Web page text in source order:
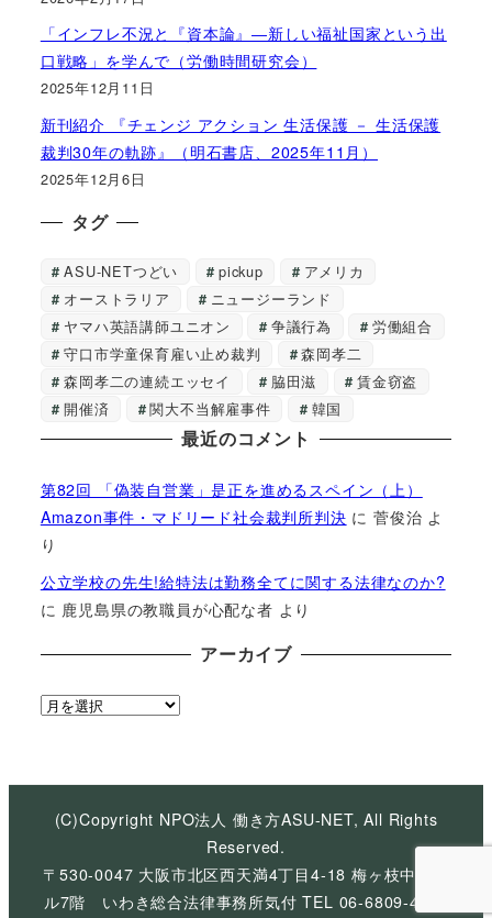
「インフレ不況と『資本論』―新しい福祉国家という出
口戦略」を学んで（労働時間研究会）
2025年12月11日
新刊紹介 『チェンジ アクション 生活保護 － 生活保護
裁判30年の軌跡』（明石書店、2025年11月）
2025年12月6日
タグ
ASU-NETつどい pickup
アメリカ
オーストラリア
ニュージーランド
ヤマハ英語講師ユニオン
争議行為
労働組合
守口市学童保育雇い止め裁判
森岡孝二
森岡孝二の連続エッセイ
脇田滋
賃金窃盗
開催済
関大不当解雇事件 韓国
最近のコメント
第82回 「偽装自営業」是正を進めるスペイン（上）
Amazon事件・マドリード社会裁判所判決 に菅俊治 よ
り
公立学校の先生!給特法は勤務全てに関する法律なのか?
に 鹿児島県の教職員が心配な者 より
アーカイブ
ア
イ
(C)Copyright NPO法人 働き方ASU-NET, All Rights
Reserved.
〒530-0047 大阪市北区西天満4丁目4-18 梅ヶ枝中央ビ
ル7階 いわき総合法律事務所気付 TEL 06-6809-4926